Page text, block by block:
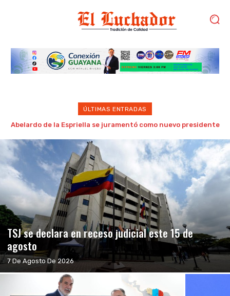
ÚLTIMAS ENTRADAS
Realizan con éxito jornadas de cirugías traumatológicas en
TSJ se declara en receso judicial este 15 de
agosto
7 De Agosto De 2026